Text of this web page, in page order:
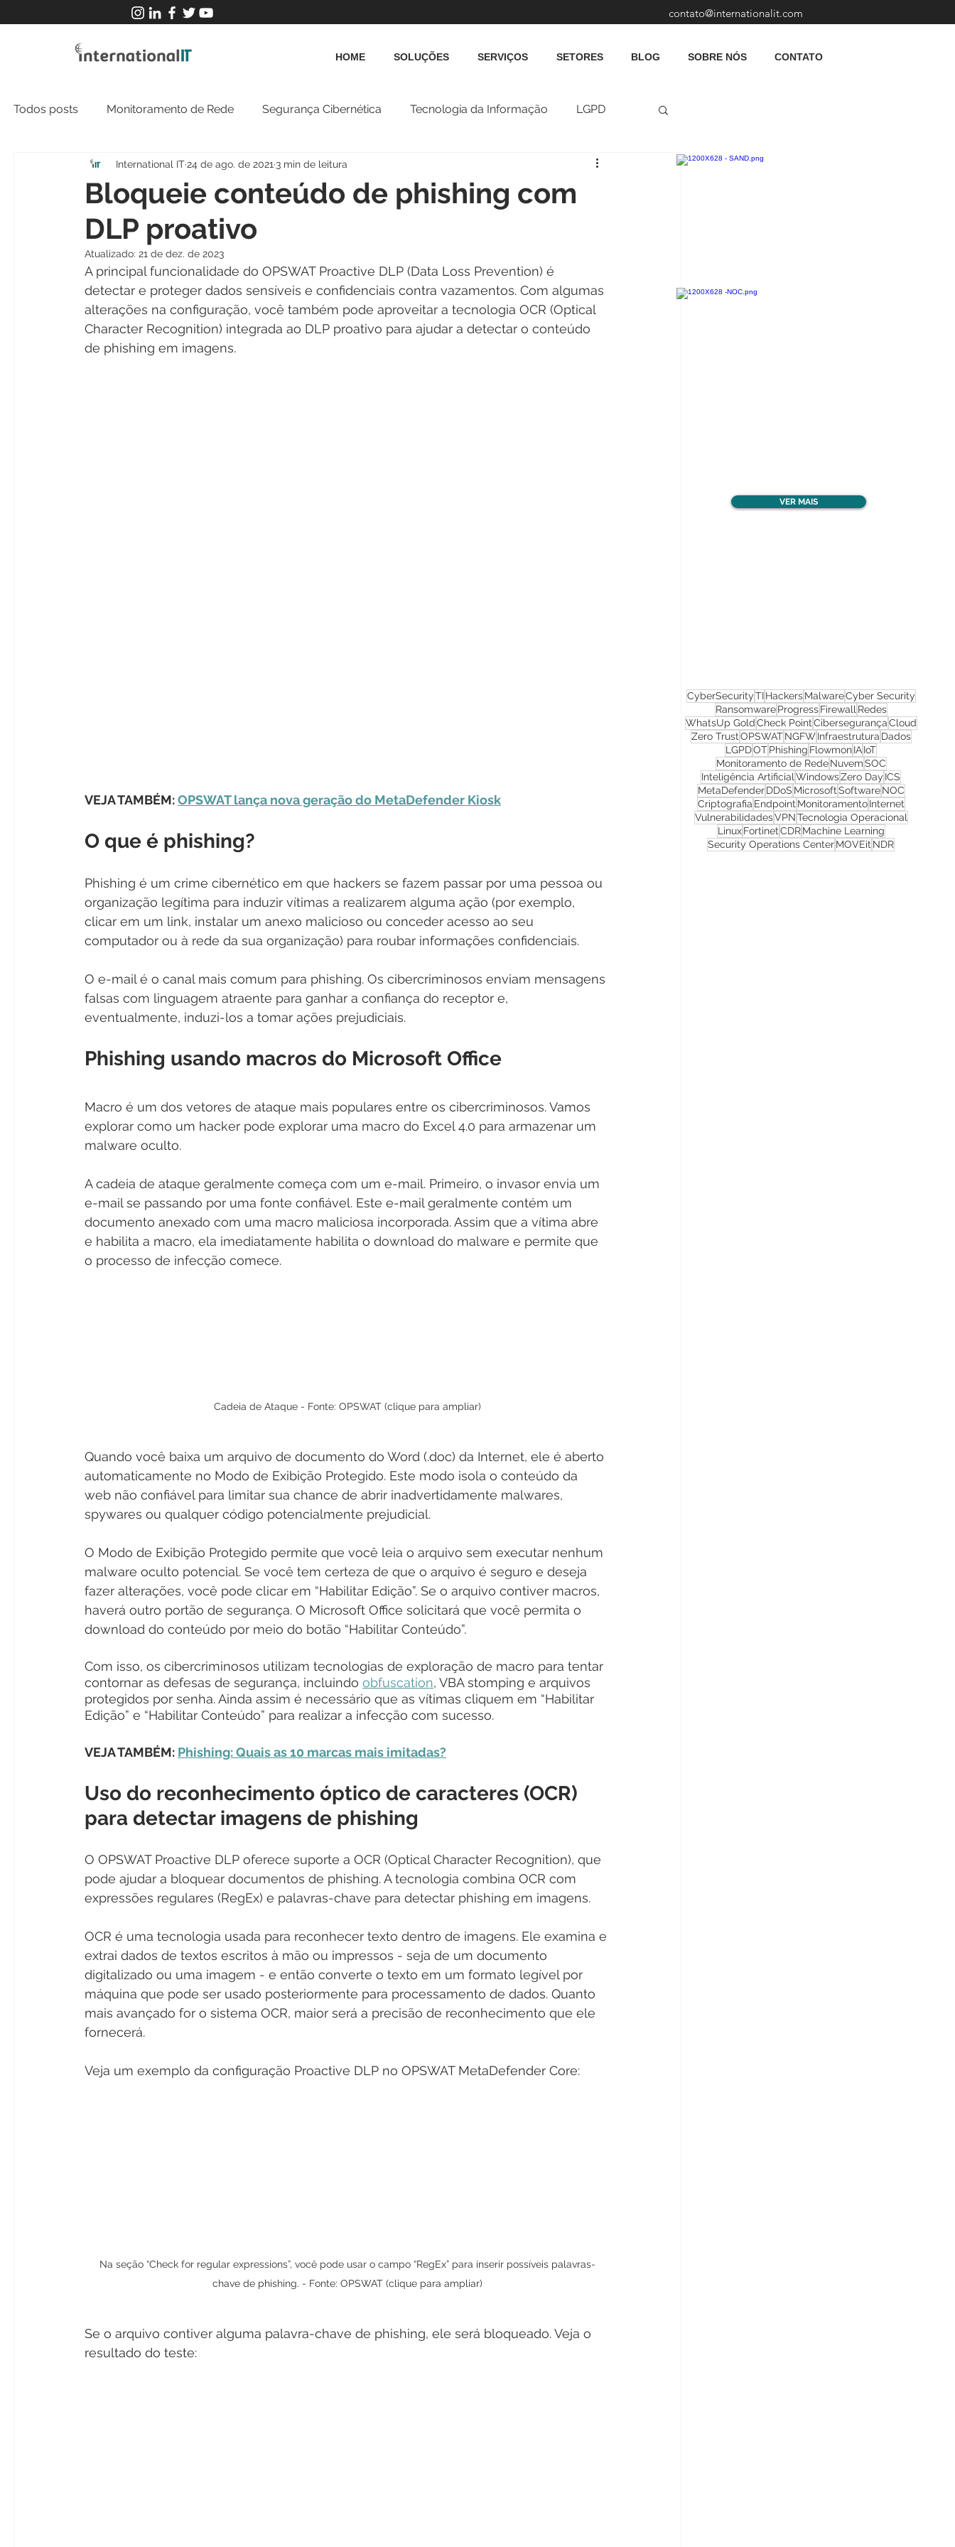
contato@internationalit.com
HOME SOLUÇÕES SERVIÇOS SETORES BLOG SOBRE NÓS CONTATO
Todos posts Monitoramento de Rede Segurança Cibernética Tecnologia da Informação LGPD
NOC Tecnologia Operacional
Bloqueie conteúdo de phishing com
DLP proativo
International IT24 de ago. de 2021 3 min de leitura
Atualizado: 21 de dez. de 2023
A principal funcionalidade do OPSWAT Proactive DLP (Data Loss Prevention) é
detectar e proteger dados sensíveis e confidenciais contra vazamentos. Com algumas
alterações na configuração, você também pode aproveitar a tecnologia OCR (Optical
Character Recognition) integrada ao DLP proativo para ajudar a detectar o conteúdo
de phishing em imagens.
VEJA TAMBÉM: OPSWAT lança nova geração do MetaDefender Kiosk
O que é phishing?
Phishing é um crime cibernético em que hackers se fazem passar por uma pessoa ou
organização legítima para induzir vítimas a realizarem alguma ação (por exemplo,
clicar em um link, instalar um anexo malicioso ou conceder acesso ao seu
computador ou à rede da sua organização) para roubar informações confidenciais.
O e-mail é o canal mais comum para phishing. Os cibercriminosos enviam mensagens
falsas com linguagem atraente para ganhar a confiança do receptor e,
eventualmente, induzi-los a tomar ações prejudiciais.
Phishing usando macros do Microsoft Office
Macro é um dos vetores de ataque mais populares entre os cibercriminosos. Vamos
explorar como um hacker pode explorar uma macro do Excel 4.0 para armazenar um
malware oculto.
A cadeia de ataque geralmente começa com um e-mail. Primeiro, o invasor envia um
e-mail se passando por uma fonte confiável. Este e-mail geralmente contém um
documento anexado com uma macro maliciosa incorporada. Assim que a vítima abre
e habilita a macro, ela imediatamente habilita o download do malware e permite que
o processo de infecção comece.
Cadeia de Ataque - Fonte: OPSWAT (clique para ampliar)
Quando você baixa um arquivo de documento do Word (.doc) da Internet, ele é aberto
automaticamente no Modo de Exibição Protegido. Este modo isola o conteúdo da
web não confiável para limitar sua chance de abrir inadvertidamente malwares,
spywares ou qualquer código potencialmente prejudicial.
O Modo de Exibição Protegido permite que você leia o arquivo sem executar nenhum
malware oculto potencial. Se você tem certeza de que o arquivo é seguro e deseja
fazer alterações, você pode clicar em “Habilitar Edição”. Se o arquivo contiver macros,
haverá outro portão de segurança. O Microsoft Office solicitará que você permita o
download do conteúdo por meio do botão “Habilitar Conteúdo”.
Com isso, os cibercriminosos utilizam tecnologias de exploração de macro para tentar
contornar as defesas de segurança, incluindo obfuscation, VBA stomping e arquivos
protegidos por senha. Ainda assim é necessário que as vítimas cliquem em “Habilitar
Edição” e “Habilitar Conteúdo” para realizar a infecção com sucesso.
VEJA TAMBÉM: Phishing: Quais as 10 marcas mais imitadas?
Uso do reconhecimento óptico de caracteres (OCR)
para detectar imagens de phishing
O OPSWAT Proactive DLP oferece suporte a OCR (Optical Character Recognition), que
pode ajudar a bloquear documentos de phishing. A tecnologia combina OCR com
expressões regulares (RegEx) e palavras-chave para detectar phishing em imagens.
OCR é uma tecnologia usada para reconhecer texto dentro de imagens. Ele examina e
extrai dados de textos escritos à mão ou impressos - seja de um documento
digitalizado ou uma imagem - e então converte o texto em um formato legível por
máquina que pode ser usado posteriormente para processamento de dados. Quanto
mais avançado for o sistema OCR, maior será a precisão de reconhecimento que ele
fornecerá.
Veja um exemplo da configuração Proactive DLP no OPSWAT MetaDefender Core:
Na seção “Check for regular expressions”, você pode usar o campo “RegEx” para inserir possíveis palavras-
chave de phishing. - Fonte: OPSWAT (clique para ampliar)
Se o arquivo contiver alguma palavra-chave de phishing, ele será bloqueado. Veja o
resultado do teste:
CyberSecurityTI Hackers MalwareCyber Security
Ransomware Progress Firewall Redes
WhatsUp GoldCheck PointCibersegurançaCloud
Zero TrustOPSWAT NGFW Infraestrutura Dados
LGPDOTPhishing FlowmonIAIoT
Monitoramento de Rede NuvemSOC
Inteligência Artificial WindowsZero Day ICS
MetaDefender DDoS MicrosoftSoftware NOC
Criptografia Endpoint Monitoramento Internet
VulnerabilidadesVPNTecnologia Operacional
Linux FortinetCDR Machine Learning
Security Operations CenterMOVEit NDR
VER MAIS